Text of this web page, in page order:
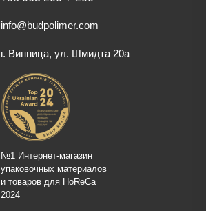
info@budpolimer.com
г. Винница, ул. Шмидта 20а
№1 Интернет-магазин
упаковочных материалов
и товаров для HoReCa
2024